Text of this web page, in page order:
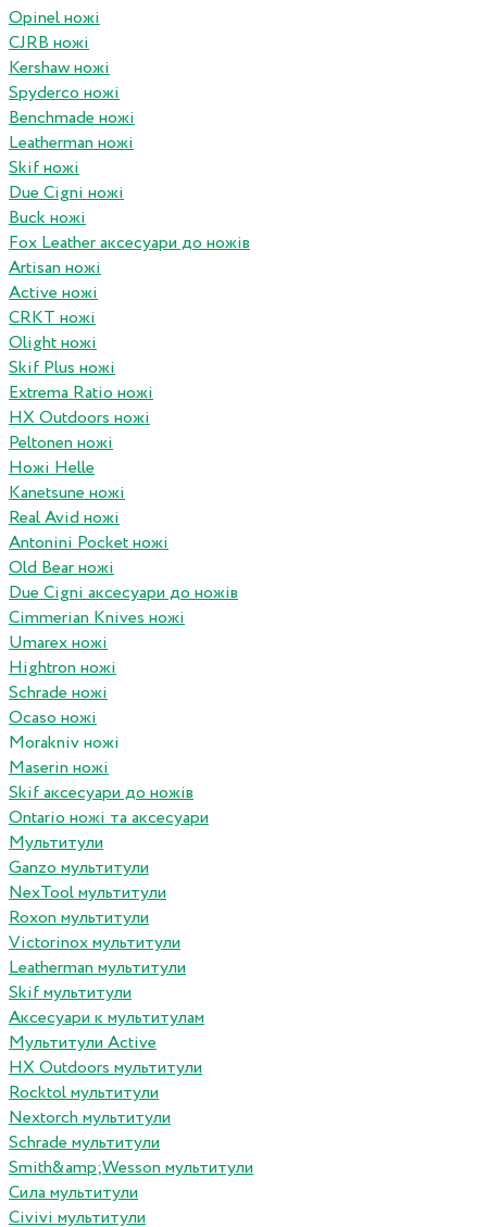
Opinel ножі
CJRB ножі
Kershaw ножі
Spyderco ножі
Benchmade ножі
Leatherman ножі
Skif ножі
Due Cigni ножі
Buck ножі
Fox Leather аксесуари до ножів
Artisan ножі
Active ножі
CRKT ножі
Olight ножі
Skif Plus ножі
Extrema Ratio ножі
HX Outdoors ножі
Peltonen ножі
Ножі Helle
Kanetsune ножі
Real Avid ножі
Antonini Pocket ножі
Old Bear ножі
Due Cigni аксесуари до ножів
Cimmerian Knives ножі
Umarex ножі
Hightron ножі
Schrade ножі
Ocaso ножі
Morakniv ножі
Maserin ножі
Skif аксесуари до ножів
Ontario ножі та аксесуари
Мультитули
Ganzo мультитули
NexTool мультитули
Roxon мультитули
Victorinox мультитули
Leatherman мультитули
Skif мультитули
Аксесуари к мультитулам
Мультитули Active
HX Outdoors мультитули
Rocktol мультитули
Nextorch мультитули
Schrade мультитули
Smith&amp;Wesson мультитули
Сила мультитули
Civivi мультитули